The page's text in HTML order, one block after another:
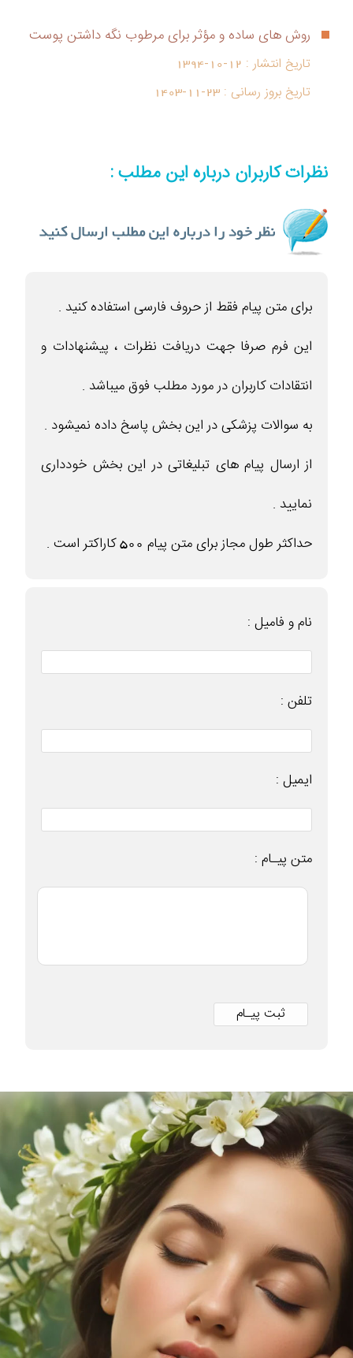
روش های ساده و مؤثر برای مرطوب نگه داشتن پوست
تاریخ انتشار : 1394-10-12
تاریخ بروز رسانی : 1403-11-23
نظرات کاربران درباره این مطلب :
برای متن پیام فقط از حروف فارسی استفاده کنید .
این فرم صرفا جهت دریافت نظرات ، پیشنهادات و
انتقادات کاربران در مورد مطلب فوق میباشد .
به سوالات پزشکی در این بخش پاسخ داده نمیشود .
از ارسال پیام های تبلیغاتی در این بخش خودداری
نمایید .
حداکثر طول مجاز برای متن پیام 500 کاراکتر است .
نام و فامیل :
تلفن :
ایمیل :
متن پیـام :